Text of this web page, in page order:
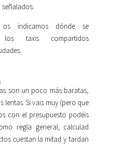
indicamos dónde se
los taxis compartidos
son un poco más baratas,
lentas. Si vais muy (pero que
con el presupuesto podéis
regla general, calculad
cuestan la mitad y tardan